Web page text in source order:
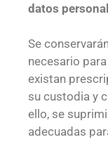
datos
Se
necesario
existan
su custodia y
ello, se
adecuadas